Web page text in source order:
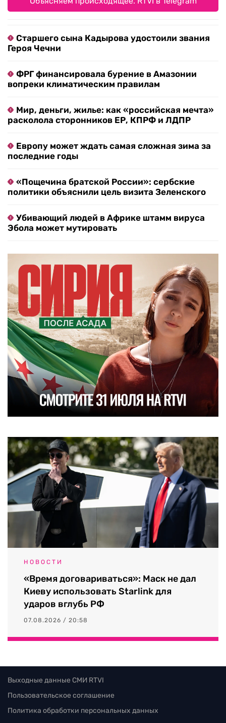
Старшего сына Кадырова удостоили звания
Героя Чечни
ФРГ финансировала бурение в Амазонии
вопреки климатическим правилам
Мир, деньги, жилье: как «российская мечта»
расколола сторонников ЕР, КПРФ и ЛДПР
Европу может ждать самая сложная зима за
последние годы
«Пощечина братской России»: сербские
политики объяснили цель визита Зеленского
Убивающий людей в Африке штамм вируса
Эбола может мутировать
НОВОСТИ
«Время договариваться»: Маск не дал
Киеву использовать Starlink для
ударов вглубь РФ
07.08.2026 / 20:58
Выходные данные СМИ RTVI
Пользовательское соглашение
Политика обработки персональных данных